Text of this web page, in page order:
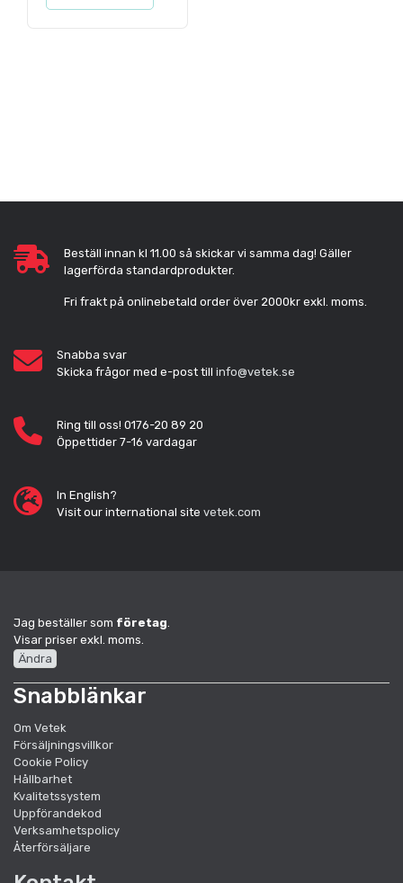
Beställ innan kl 11.00 så skickar vi samma dag! Gäller
lagerförda standardprodukter.
Fri frakt på onlinebetald order över 2000kr exkl. moms.
Snabba svar
Skicka frågor med e-post till info@vetek.se
Ring till oss! 0176-20 89 20
Öppettider 7-16 vardagar
In English?
Visit our international site vetek.com
Jag beställer som företag.
Visar priser exkl. moms.
Ändra
Snabblänkar
Om Vetek
Försäljningsvillkor
Cookie Policy
Hållbarhet
Kvalitetssystem
Uppförandekod
Verksamhetspolicy
Återförsäljare